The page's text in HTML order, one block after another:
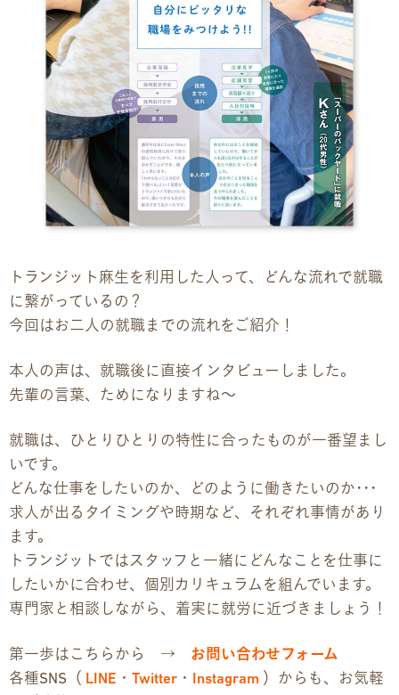
トランジット麻生を利用した人って、どんな流れで就職
に繋がっているの？
今回はお二人の就職までの流れをご紹介！
本人の声は、就職後に直接インタビューしました。
先輩の言葉、ためになりますね～
就職は、ひとりひとりの特性に合ったものが一番望まし
いです。
どんな仕事をしたいのか、どのように働きたいのか･･･
求人が出るタイミングや時期など、それぞれ事情があり
ます。
トランジットではスタッフと一緒にどんなことを仕事に
したいかに合わせ、個別カリキュラムを組んでいます。
専門家と相談しながら、着実に就労に近づきましょう！
第一歩はこちらから → お問い合わせフォーム
各種SNS（ LINE ・ Twitter ・ Instagram ）からも、お気軽